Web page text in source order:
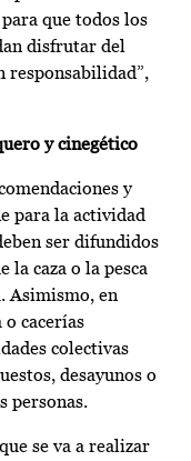
que todos los
disfrutar del
responsabilidad”,
y cinegético
y
para la actividad
ser difundidos
la caza o la pesca
Asimismo, en
o cacerías
colectivas
desayunos o
personas.
se va a realizar